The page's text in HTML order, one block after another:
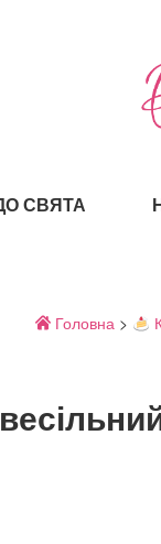
СВЯТА
Головна >